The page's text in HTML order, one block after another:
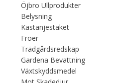
Öjbro Ullprodukter
Belysning
Kastanjestaket
Fröer
Trädgårdsredskap
Gardena Bevattning
Växtskyddsmedel